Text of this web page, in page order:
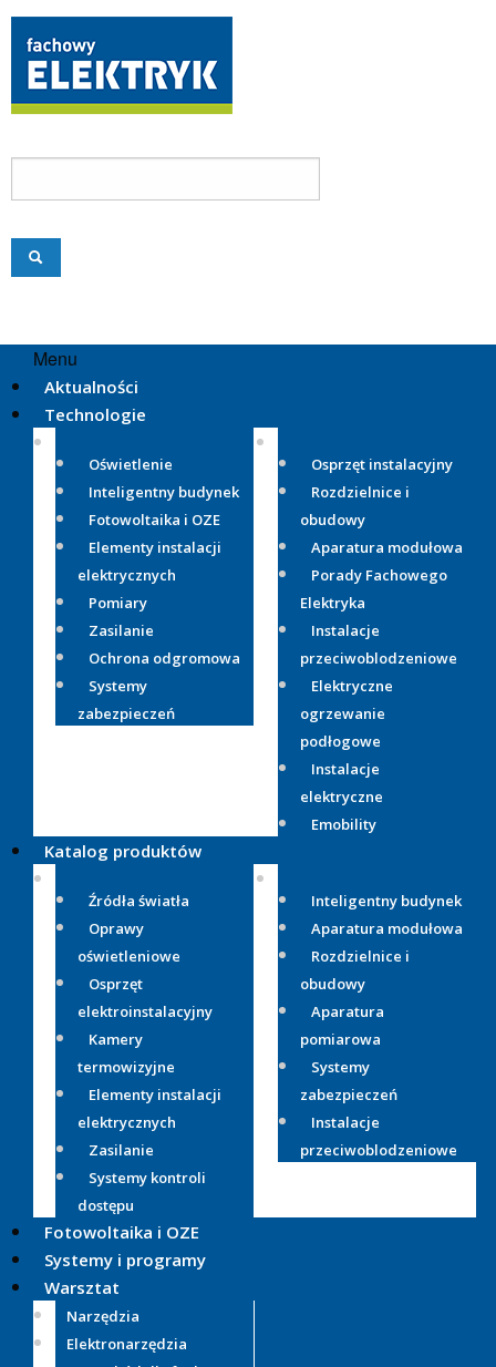
Menu
Aktualności
Technologie
Oświetlenie
Inteligentny budynek
Fotowoltaika i OZE
Elementy instalacji
elektrycznych
Pomiary
Zasilanie
Ochrona odgromowa
Systemy
zabezpieczeń
Osprzęt instalacyjny
Rozdzielnice i
obudowy
Aparatura modułowa
Porady Fachowego
Elektryka
Instalacje
przeciwoblodzeniowe
Elektryczne
ogrzewanie
podłogowe
Instalacje
elektryczne
Emobility
Katalog produktów
Źródła światła
Oprawy
oświetleniowe
Osprzęt
elektroinstalacyjny
Kamery
termowizyjne
Elementy instalacji
elektrycznych
Zasilanie
Systemy kontroli
dostępu
Inteligentny budynek
Aparatura modułowa
Rozdzielnice i
obudowy
Aparatura
pomiarowa
Systemy
zabezpieczeń
Instalacje
przeciwoblodzeniowe
Fotowoltaika i OZE
Systemy i programy
Warsztat
Narzędzia
Elektronarzędzia